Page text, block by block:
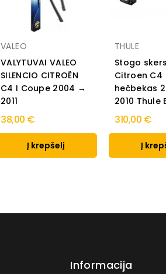
VALEO
VALYTUVAI VALEO
SILENCIO CITROËN
C4 I Coupe 2004 →
2011
38,00 €
Į krepšelį
THULE
Stogo
Citroen C4
hečbekas
2010 Thule
310,00 €
Į
Informacija